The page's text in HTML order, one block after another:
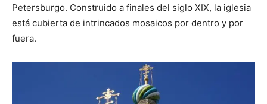
Petersburgo. Construido a finales del siglo XIX, la iglesia
está cubierta de intrincados mosaicos por dentro y por
fuera.